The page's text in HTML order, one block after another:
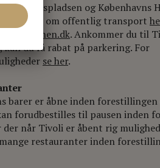
Rådhuspladsen og Københavns
om offentlig transport
Rejseplanen.dk. Ankommer du til
du få rabat på parkering. For
se her.
barer er åbne inden forestillingen
forudbestilles til pausen inden
der når Tivoli er åbent rig
restauranter inden